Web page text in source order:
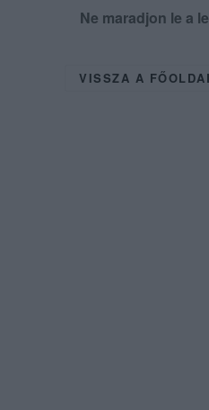
Ne maradjon le a
VISSZA A